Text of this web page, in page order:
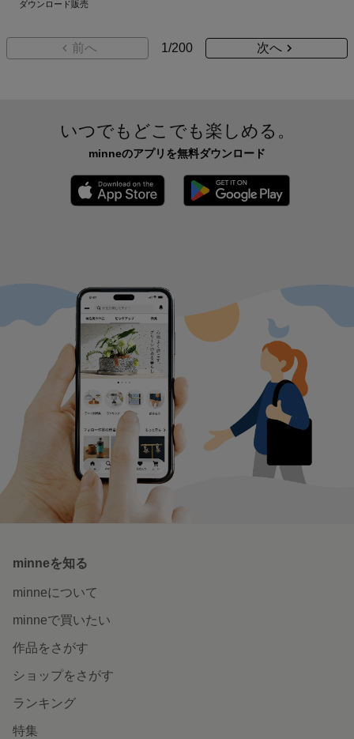
ダウンロード販売
前へ 1/200 次へ
いつでもどこでも楽しめる。
minneのアプリを無料ダウンロード
minneを知る
minneについて
minneで買いたい
作品をさがす
ショップをさがす
ランキング
特集